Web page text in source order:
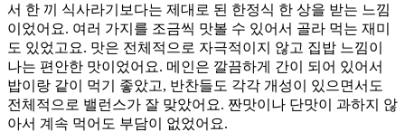
서 한 끼 식사라기보다는 제대로 된 한정식 한 상을 받는 느낌
이었어요. 여러 가지를 조금씩 맛볼 수 있어서 골라 먹는 재미
도 있었고요. 맛은 전체적으로 자극적이지 않고 집밥 느낌이
나는 편안한 맛이었어요. 메인은 깔끔하게 간이 되어 있어서
밥이랑 같이 먹기 좋았고, 반찬들도 각각 개성이 있으면서도
전체적으로 밸런스가 잘 맞았어요. 짠맛이나 단맛이 과하지 않
아서 계속 먹어도 부담이 없었어요.